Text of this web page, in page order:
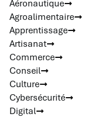
Aéronautique
Agroalimentaire
Apprentissage
Artisanat
Commerce
Conseil
Culture
Cybersécurité
Digital